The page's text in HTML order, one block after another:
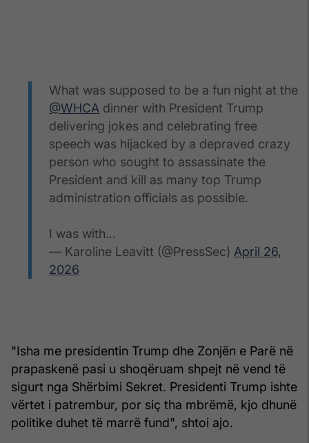
What was supposed to be a fun night at the
@WHCA dinner with President Trump
delivering jokes and celebrating free
speech was hijacked by a depraved crazy
person who sought to assassinate the
President and kill as many top Trump
administration officials as possible.
I was with…
— Karoline Leavitt (@PressSec) April 26,
2026
"Isha me presidentin Trump dhe Zonjën e Parë në
prapaskenë pasi u shoqëruam shpejt në vend të
sigurt nga Shërbimi Sekret. Presidenti Trump ishte
vërtet i patrembur, por siç tha mbrëmë, kjo dhunë
politike duhet të marrë fund", shtoi ajo.